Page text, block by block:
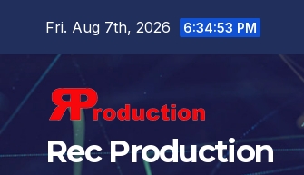
Fri. Aug 7th, 2026 6:34:54 PM
Rec Production